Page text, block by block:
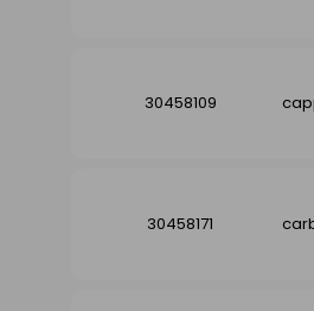
30458109
30458171